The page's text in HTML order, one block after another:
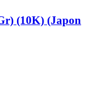
(10K) (Japon